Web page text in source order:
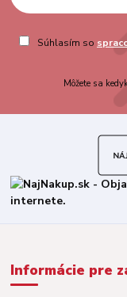
Súhlasím so
Môžete sa
Informácie pre